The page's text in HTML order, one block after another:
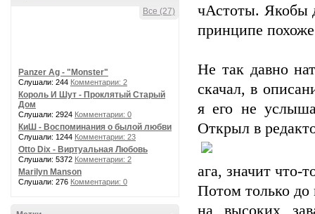
Все (27)
Panzer Ag - "Monster"
Слушали: 244 Комментарии: 2
Король И Шут - Проклятый Старый
Дом
Слушали: 2924 Комментарии: 0
КиШ - Воспоминания о былой любви
Слушали: 1244 Комментарии: 23
Otto Dix - Виртуальная Любовь
Слушали: 5372 Комментарии: 2
Marilyn Manson
Слушали: 276 Комментарии: 0
чАстоты. Якобы
принципе
Не так давно
скачал, в
я его не
Открыл в
ага, значит что-
Потом только
на высоких